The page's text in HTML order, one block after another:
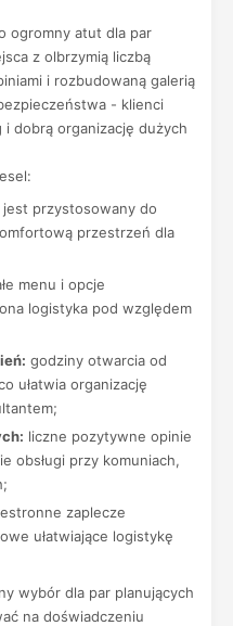
ogromny atut dla par
z olbrzymią liczbą
i rozbudowaną galerią
- klienci
i dobrą organizację dużych
przystosowany do
przestrzeń dla
menu i opcje
logistyka pod względem
godziny otwarcia od
ułatwia organizację
liczne pozytywne opinie
obsługi przy komuniach,
zaplecze
ułatwiające logistykę
wybór dla par planujących
na doświadczeniu